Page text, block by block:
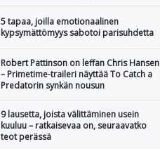
5 tapaa, joilla emotionaalinen
kypsymättömyys sabotoi parisuhdetta
Robert Pattinson on leffan Chris Hansen
– Primetime-traileri näyttää To Catch a
Predatorin synkän nousun
9 lausetta, joista välittäminen usein
kuuluu – ratkaisevaa on, seuraavatko
teot perässä